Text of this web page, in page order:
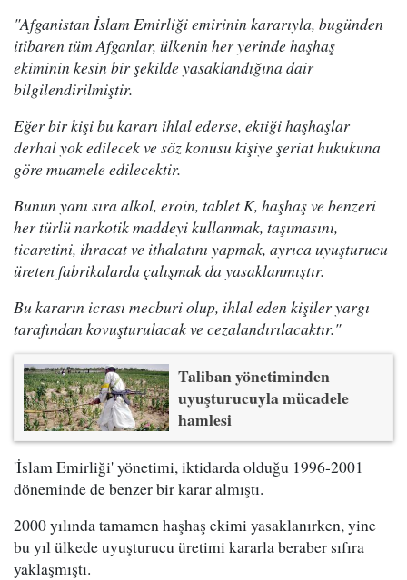
"Afganistan İslam Emirliği emirinin kararıyla, bugünden
itibaren tüm Afganlar, ülkenin her yerinde haşhaş
ekiminin kesin bir şekilde yasaklandığına dair
bilgilendirilmiştir.
Eğer bir kişi bu kararı ihlal ederse, ektiği haşhaşlar
derhal yok edilecek ve söz konusu kişiye şeriat hukukuna
göre muamele edilecektir.
Bunun yanı sıra alkol, eroin, tablet K, haşhaş ve benzeri
her türlü narkotik maddeyi kullanmak, taşımasını,
ticaretini, ihracat ve ithalatını yapmak, ayrıca uyuşturucu
üreten fabrikalarda çalışmak da yasaklanmıştır.
Bu kararın icrası mecburi olup, ihlal eden kişiler yargı
tarafından kovuşturulacak ve cezalandırılacaktır."
Taliban yönetiminden
uyuşturucuyla mücadele
hamlesi
'İslam Emirliği' yönetimi, iktidarda olduğu 1996-2001
döneminde de benzer bir karar almıştı.
2000 yılında tamamen haşhaş ekimi yasaklanırken, yine
bu yıl ülkede uyuşturucu üretimi kararla beraber sıfıra
yaklaşmıştı.